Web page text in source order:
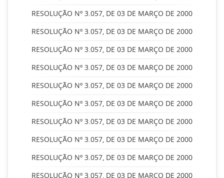
RESOLUÇÃO Nº 3.057, DE 03 DE MARÇO DE 2000
RESOLUÇÃO Nº 3.057, DE 03 DE MARÇO DE 2000
RESOLUÇÃO Nº 3.057, DE 03 DE MARÇO DE 2000
RESOLUÇÃO Nº 3.057, DE 03 DE MARÇO DE 2000
RESOLUÇÃO Nº 3.057, DE 03 DE MARÇO DE 2000
RESOLUÇÃO Nº 3.057, DE 03 DE MARÇO DE 2000
RESOLUÇÃO Nº 3.057, DE 03 DE MARÇO DE 2000
RESOLUÇÃO Nº 3.057, DE 03 DE MARÇO DE 2000
RESOLUÇÃO Nº 3.057, DE 03 DE MARÇO DE 2000
RESOLUÇÃO Nº 3.057, DE 03 DE MARÇO DE 2000